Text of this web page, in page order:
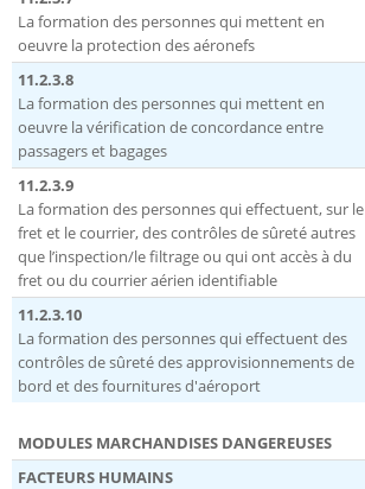
La formation des personnes qui mettent en
oeuvre la protection des aéronefs
11.2.3.8
La formation des personnes qui mettent en
oeuvre la vérification de concordance entre
passagers et bagages
11.2.3.9
La formation des personnes qui effectuent, sur le
fret et le courrier, des contrôles de sûreté autres
que l’inspection/le filtrage ou qui ont accès à du
fret ou du courrier aérien identifiable
11.2.3.10
La formation des personnes qui effectuent des
contrôles de sûreté des approvisionnements de
bord et des fournitures d'aéroport
MODULES MARCHANDISES DANGEREUSES
FACTEURS HUMAINS